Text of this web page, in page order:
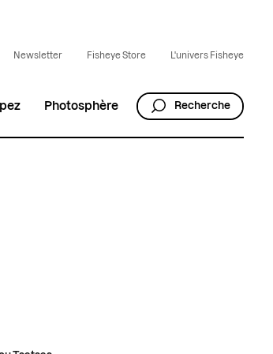
Newsletter Fisheye Store L'univers Fisheye
Photosphère Recherche